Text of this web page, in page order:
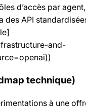
d’accès par agent,
des API
and-
technique)
à une